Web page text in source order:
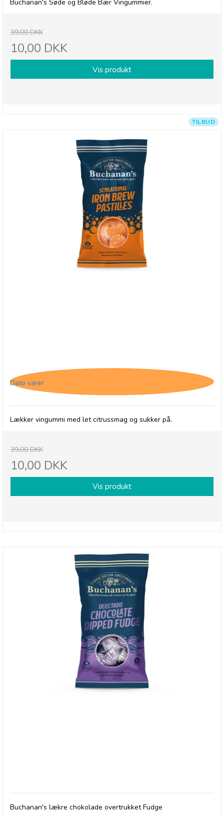
Buchanan's Søde og Bløde Bær Vingummier.
39,00 DKK
10,00 DKK
Vis produkt
TILBUD
Dato varer
Lækker vingummi med let citrussmag og sukker på.
39,00 DKK
10,00 DKK
Vis produkt
Buchanan's lækre chokolade overtrukket Fudge